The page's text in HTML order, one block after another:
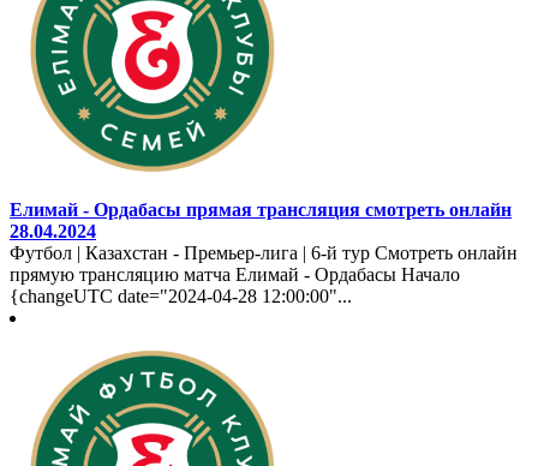
Елимай - Ордабасы прямая трансляция смотреть онлайн
28.04.2024
Футбол | Казахстан - Премьер-лига | 6-й тур Смотреть онлайн
прямую трансляцию матча Елимай - Ордабасы Начало
{changeUTC date="2024-04-28 12:00:00"...